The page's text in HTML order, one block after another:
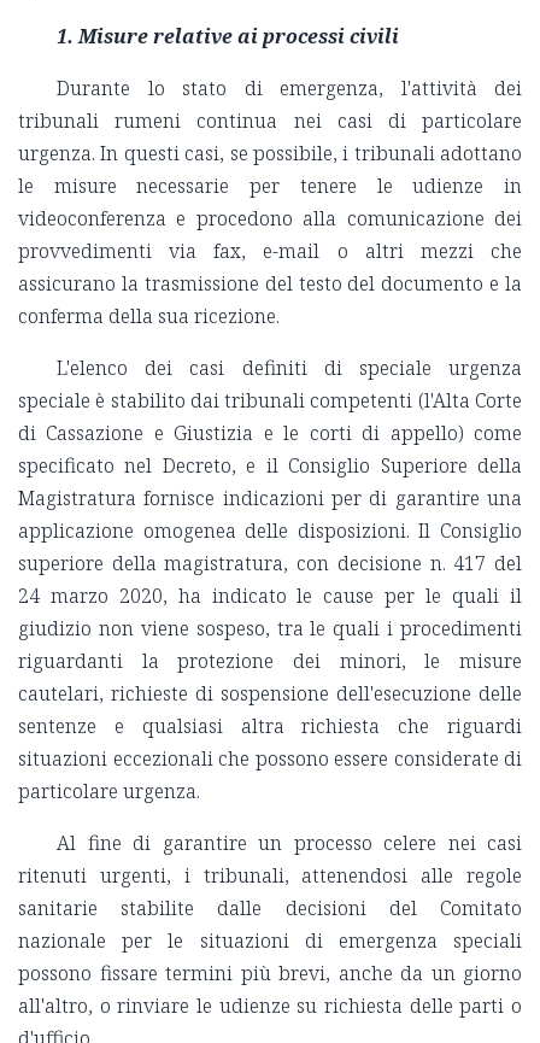
1. Misure relative ai processi civili
Durante lo stato di emergenza, l'attività dei
tribunali rumeni continua nei casi di particolare
urgenza. In questi casi, se possibile, i tribunali adottano
le misure necessarie per tenere le udienze in
videoconferenza e procedono alla comunicazione dei
provvedimenti via fax, e-mail o altri mezzi che
assicurano la trasmissione del testo del documento e la
conferma della sua ricezione.
L'elenco dei casi definiti di speciale urgenza
speciale è stabilito dai tribunali competenti (l'Alta Corte
di Cassazione e Giustizia e le corti di appello) come
specificato nel Decreto, e il Consiglio Superiore della
Magistratura fornisce indicazioni per di garantire una
applicazione omogenea delle disposizioni. Il Consiglio
superiore della magistratura, con decisione n. 417 del
24 marzo 2020, ha indicato le cause per le quali il
giudizio non viene sospeso, tra le quali i procedimenti
riguardanti la protezione dei minori, le misure
cautelari, richieste di sospensione dell'esecuzione delle
sentenze e qualsiasi altra richiesta che riguardi
situazioni eccezionali che possono essere considerate di
particolare urgenza.
Al fine di garantire un processo celere nei casi
ritenuti urgenti, i tribunali, attenendosi alle regole
sanitarie stabilite dalle decisioni del Comitato
nazionale per le situazioni di emergenza speciali
possono fissare termini più brevi, anche da un giorno
all'altro, o rinviare le udienze su richiesta delle parti o